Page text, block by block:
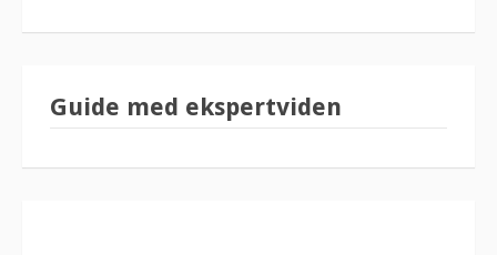
Guide med ekspertviden